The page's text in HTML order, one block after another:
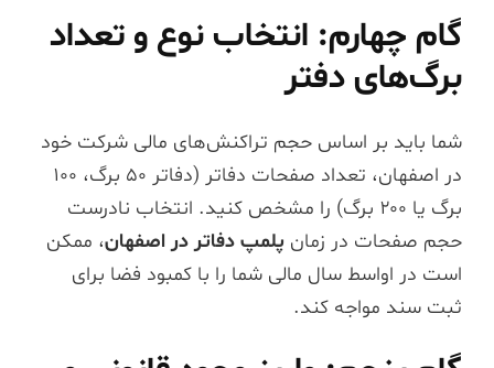
گام چهارم: انتخاب نوع و تعداد
برگ‌های دفتر
شما باید بر اساس حجم تراکنش‌های مالی شرکت خود
در اصفهان، تعداد صفحات دفاتر (دفاتر ۵۰ برگ، ۱۰۰
برگ یا ۲۰۰ برگ) را مشخص کنید. انتخاب نادرست
حجم صفحات در زمان پلمپ دفاتر در اصفهان، ممکن
است در اواسط سال مالی شما را با کمبود فضا برای
ثبت سند مواجه کند.